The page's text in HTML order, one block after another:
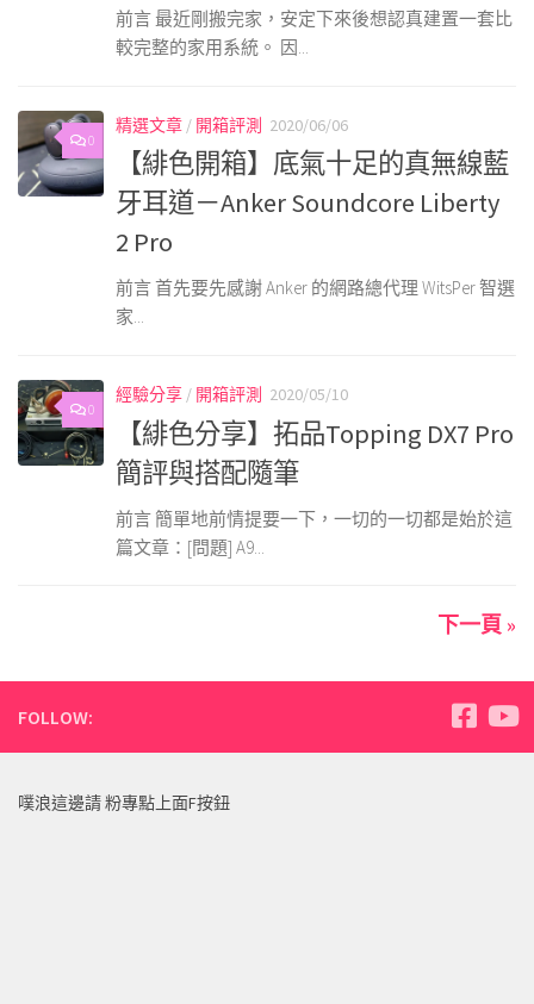
前言 最近剛搬完家，安定下來後想認真建置一套比
較完整的家用系統。 因...
0
精選文章 / 開箱評測 2020/06/06
【緋色開箱】底氣十足的真無線藍
牙耳道－Anker Soundcore Liberty
2 Pro
前言 首先要先感謝 Anker 的網路總代理 WitsPer 智選
家...
0
經驗分享 / 開箱評測 2020/05/10
【緋色分享】拓品Topping DX7 Pro
簡評與搭配隨筆
前言 簡單地前情提要一下，一切的一切都是始於這
篇文章：[問題] A9...
下一頁 »
FOLLOW:
噗浪這邊請 粉專點上面F按鈕